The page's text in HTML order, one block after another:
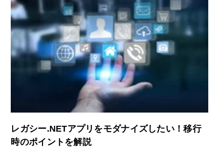
レガシー.NETアプリをモダナイズしたい！移行
時のポイントを解説